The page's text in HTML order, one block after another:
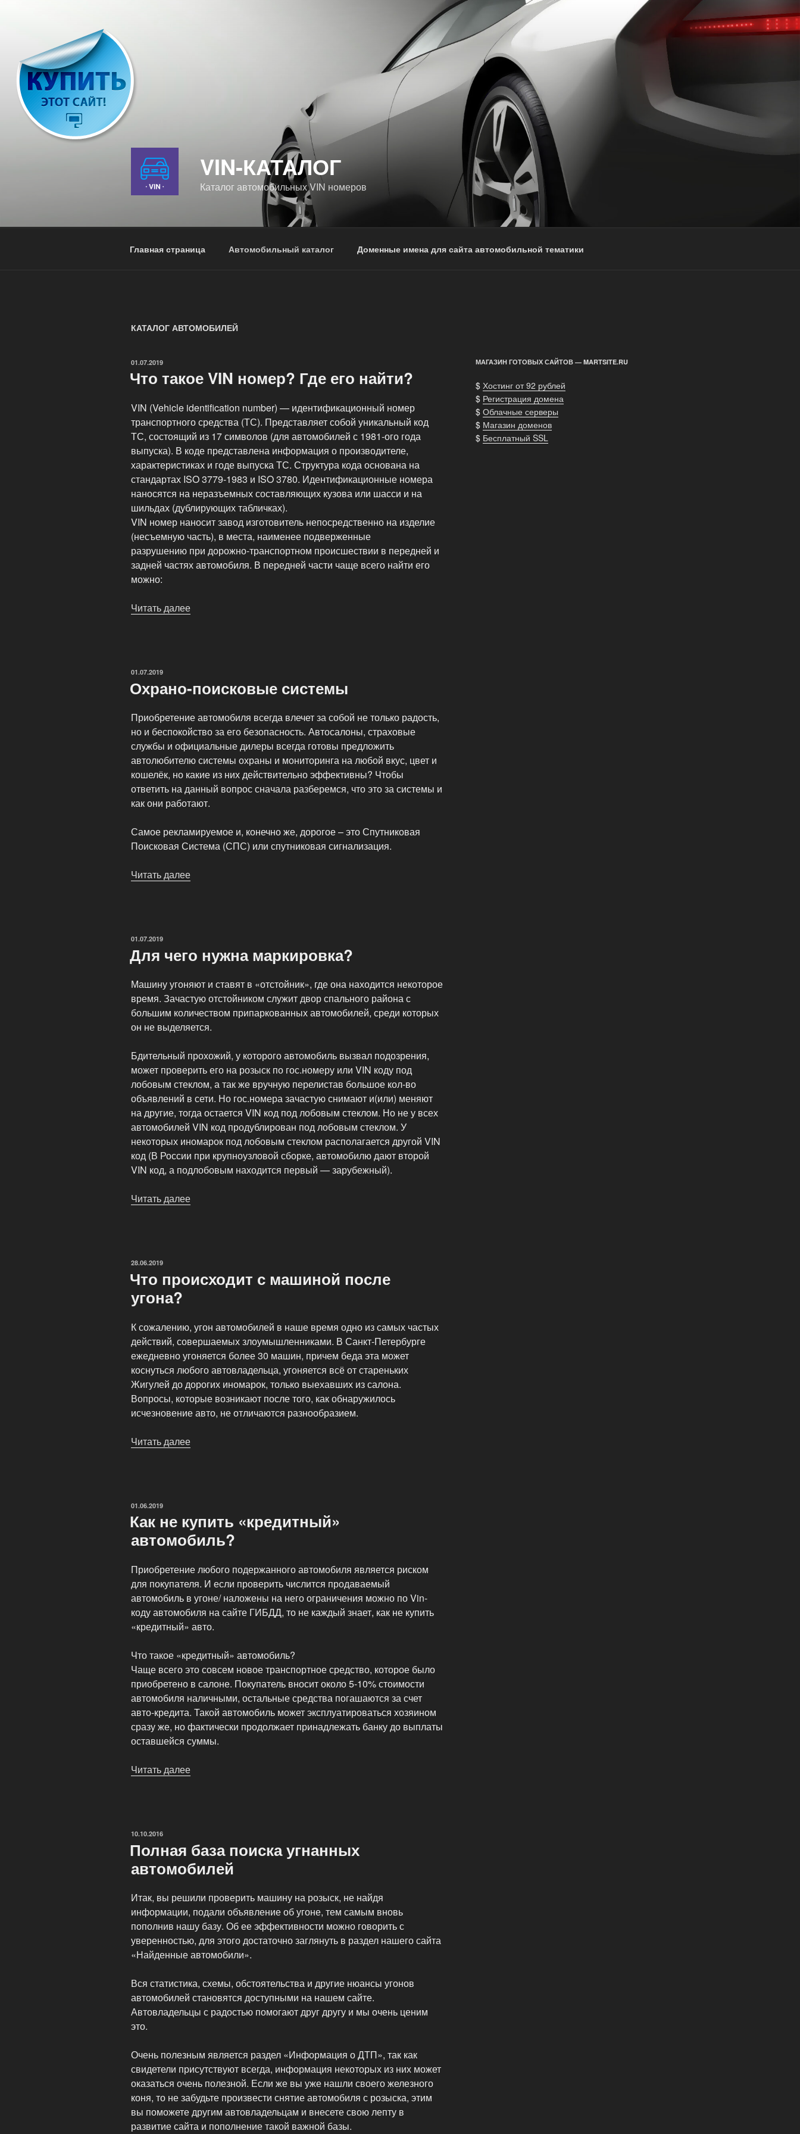
VIN-КАТАЛОГ
Каталог автомобильных VIN номеров
Главная страница Автомобильный каталог Доменные имена для сайта автомобильной тематики
КАТАЛОГ АВТОМОБИЛЕЙ
ОПУБЛИКОВАНО
01.07.2019
Что такое VIN номер? Где его найти?
VIN (Vehicle identification number) — идентификационный номер
транспортного средства (ТС). Представляет собой уникальный код
ТС, состоящий из 17 символов (для автомобилей с 1981-ого года
выпуска). В коде представлена информация о производителе,
характеристиках и годе выпуска ТС. Структура кода основана на
стандартах ISO 3779-1983 и ISO 3780. Идентификационные номера
наносятся на неразъемных составляющих кузова или шасси и на
шильдах (дублирующих табличках).
VIN номер наносит завод изготовитель непосредственно на изделие
(несъемную часть), в места, наименее подверженные
разрушению при дорожно-транспортном происшествии в передней и
задней частях автомобиля. В передней части чаще всего найти его
можно:
Читать далее
найти?»
ОПУБЛИКОВАНО
01.07.2019
Охрано-поисковые системы
Приобретение автомобиля всегда влечет за собой не только радость,
но и беспокойство за его безопасность. Автосалоны, страховые
службы и официальные дилеры всегда готовы предложить
автолюбителю системы охраны и мониторинга на любой вкус, цвет и
кошелёк, но какие из них действительно эффективны? Чтобы
ответить на данный вопрос сначала разберемся, что это за системы и
как они работают.
Самое рекламируемое и, конечно же, дорогое – это Спутниковая
Поисковая Система (СПС) или спутниковая сигнализация.
Читать далее
ОПУБЛИКОВАНО
01.07.2019
Для чего нужна маркировка?
Машину угоняют и ставят в «отстойник», где она находится некоторое
время. Зачастую отстойником служит двор спального района с
большим количеством припаркованных автомобилей, среди которых
он не выделяется.
Бдительный прохожий, у которого автомобиль вызвал подозрения,
может проверить его на розыск по гос.номеру или VIN коду под
лобовым стеклом, а так же вручную перелистав большое кол-во
объявлений в сети. Но гос.номера зачастую снимают и(или) меняют
на другие, тогда остается VIN код под лобовым стеклом. Но не у всех
автомобилей VIN код продублирован под лобовым стеклом. У
некоторых иномарок под лобовым стеклом располагается другой VIN
код (В России при крупноузловой сборке, автомобилю дают второй
VIN код, а подлобовым находится первый — зарубежный).
Читать далее
ОПУБЛИКОВАНО
28.06.2019
Что происходит с машиной после
угона?
К сожалению, угон автомобилей в наше время одно из самых частых
действий, совершаемых злоумышленниками. В Санкт-Петербурге
ежедневно угоняется более 30 машин, причем беда эта может
коснуться любого автовладельца, угоняется всё от стареньких
Жигулей до дорогих иномарок, только выехавших из салона.
Вопросы, которые возникают после того, как обнаружилось
исчезновение авто, не отличаются разнообразием.
Читать далее
ОПУБЛИКОВАНО
01.06.2019
Как не купить «кредитный»
автомобиль?
Приобретение любого подержанного автомобиля является риском
для покупателя. И если проверить числится продаваемый
автомобиль в угоне/ наложены на него ограничения можно по Vin-
коду автомобиля на сайте ГИБДД, то не каждый знает, как не купить
«кредитный» авто.
Что такое «кредитный» автомобиль?
Чаще всего это совсем новое транспортное средство, которое было
приобретено в салоне. Покупатель вносит около 5-10% стоимости
автомобиля наличными, остальные средства погашаются за счет
авто-кредита. Такой автомобиль может эксплуатироваться хозяином
сразу же, но фактически продолжает принадлежать банку до выплаты
оставшейся суммы.
Читать далее
ОПУБЛИКОВАНО
10.10.2016
Полная база поиска угнанных
автомобилей
Итак, вы решили проверить машину на розыск, не найдя
информации, подали объявление об угоне, тем самым вновь
пополнив нашу базу. Об ее эффективности можно говорить с
уверенностью, для этого достаточно заглянуть в раздел нашего сайта
«Найденные автомобили».
Вся статистика, схемы, обстоятельства и другие нюансы угонов
автомобилей становятся доступными на нашем сайте.
Автовладельцы с радостью помогают друг другу и мы очень ценим
это.
Очень полезным является раздел «Информация о ДТП», так как
свидетели присутствуют всегда, информация некоторых из них может
оказаться очень полезной. Если же вы уже нашли своего железного
коня, то не забудьте произвести снятие автомобиля с розыска, этим
вы поможете другим автовладельцам и внесете свою лепту в
развитие сайта и пополнение такой важной базы.
МАГАЗИН ГОТОВЫХ САЙТОВ — MARTSITE.RU
$ Хостинг от 92 рублей
$ Регистрация домена
$ Облачные серверы
$ Магазин доменов
$ Бесплатный SSL